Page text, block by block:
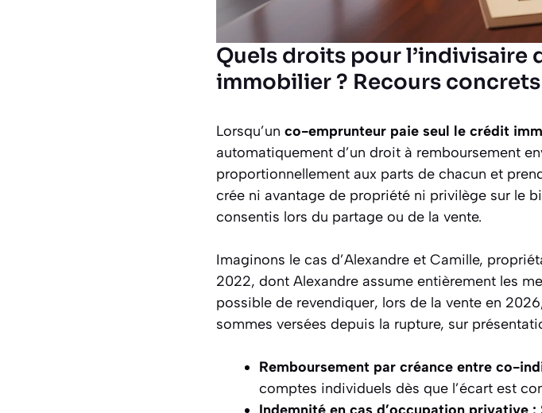
Quels droits pour l’indivisaire
immobilier ? Recours
Lorsqu’un co-emprunteur paie seul le crédit
automatiquement d’un droit à remboursement
proportionnellement aux parts de chacun et
crée ni avantage de propriété ni privilège sur le
consentis lors du partage ou de la vente.
Imaginons le cas d’Alexandre et Camille,
2022, dont Alexandre assume entièrement les
possible de revendiquer, lors de la vente en
sommes versées depuis la rupture, sur
Remboursement par créance entre co-
comptes individuels dès que l’écart est